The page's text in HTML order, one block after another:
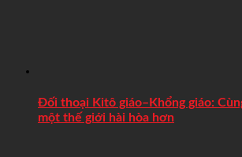
Đối thoại Kitô giáo–Khổng giáo:
một thế giới hài hòa hơn